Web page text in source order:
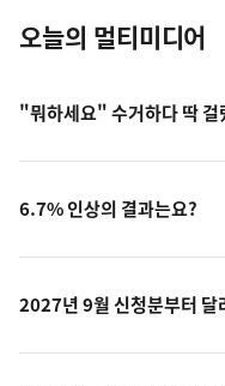
오늘의 멀티미디어
"뭐하세요" 수거하다 딱 걸
6.7% 인상의 결과는요?
2027년 9월 신청분부터